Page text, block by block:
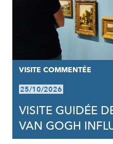
VISITE COMMENTÉE
25/10/2026
VISITE GUIDÉE
VAN GOGH